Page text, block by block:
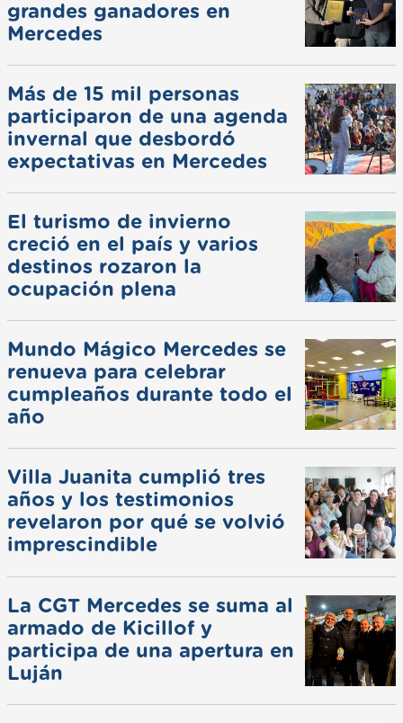
grandes ganadores en
Mercedes
Más de 15 mil personas
participaron de una agenda
invernal que desbordó
expectativas en Mercedes
El turismo de invierno
creció en el país y varios
destinos rozaron la
ocupación plena
Mundo Mágico Mercedes se
renueva para celebrar
cumpleaños durante todo el
año
Villa Juanita cumplió tres
años y los testimonios
revelaron por qué se volvió
imprescindible
La CGT Mercedes se suma al
armado de Kicillof y
participa de una apertura en
Luján